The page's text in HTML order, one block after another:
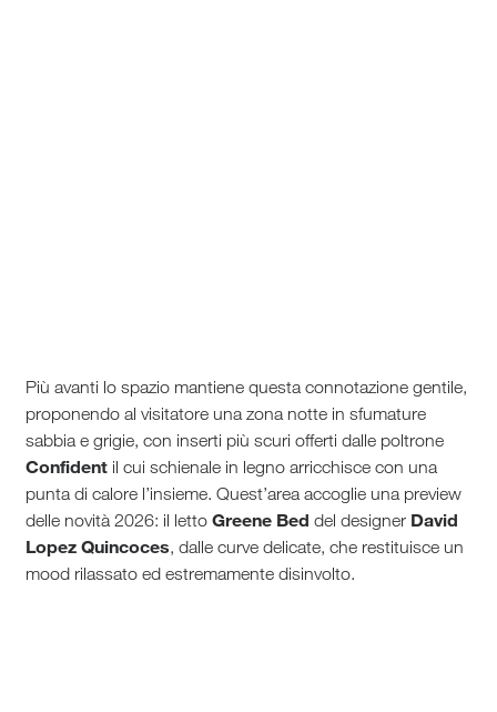
Più avanti lo spazio mantiene questa connotazione gentile,
proponendo al visitatore una zona notte in sfumature
sabbia e grigie, con inserti più scuri offerti dalle poltrone
Confident il cui schienale in legno arricchisce con una
punta di calore l’insieme. Quest’area accoglie una preview
delle novità 2026: il lettoGreene Bed del designer David
Lopez Quincoces, dalle curve delicate, che restituisce un
mood rilassato ed estremamente disinvolto.